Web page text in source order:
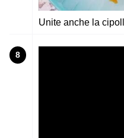
Unite anche la
8